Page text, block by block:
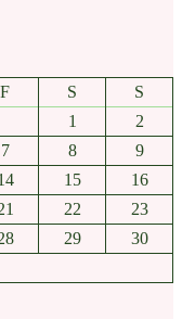
F S
S
1
2
7 8
9
15
16
22
23
29
30